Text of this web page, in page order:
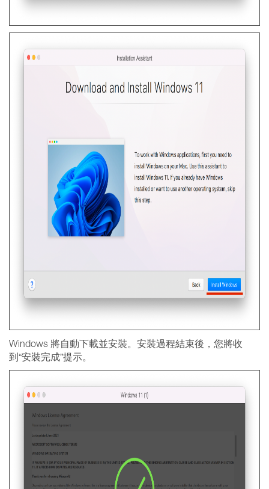
Windows 將自動下載並安裝。安裝過程結束後，您將收
到“安裝完成”提示。